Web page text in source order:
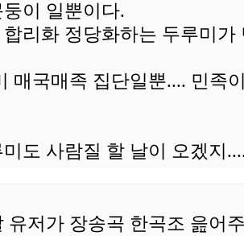
이 일뿐이다.
리화 정당화하는 두루미
매국매족 집단일뿐.... 민족
도 사람질 할 날이 오겠지
유저가 장송곡 한곡조 읊어